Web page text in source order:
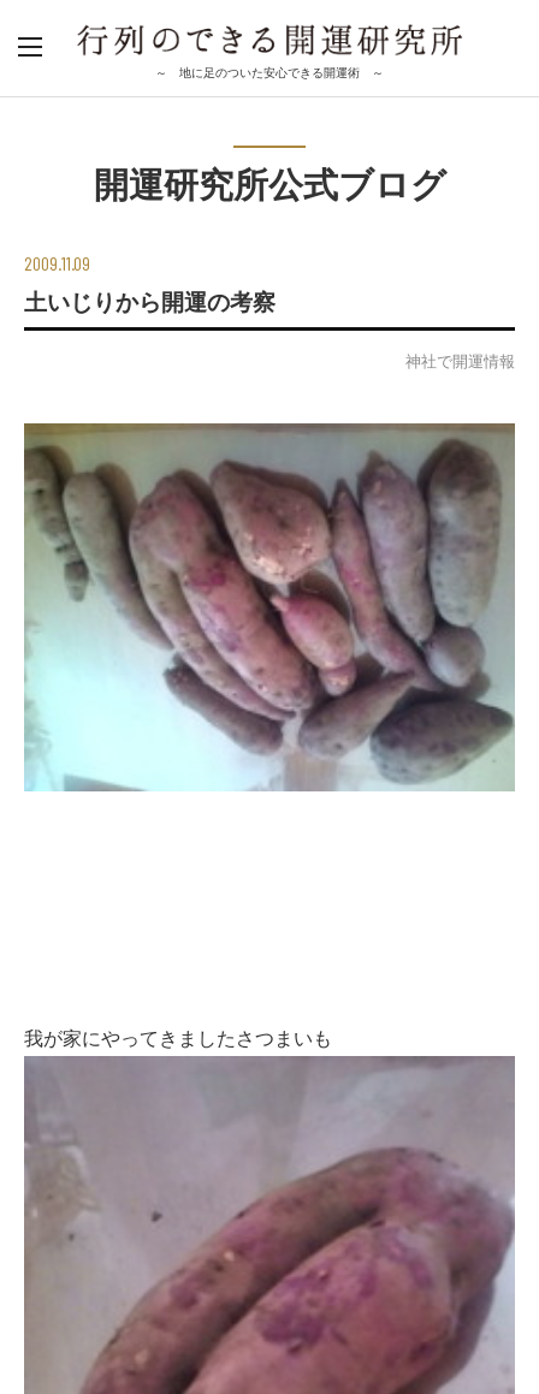
～ 地に足のついた安心できる開運術 ～
開運研究所公式ブログ
2009.11.09
土いじりから開運の考察
神社で開運情報
我が家にやってきましたさつまいも